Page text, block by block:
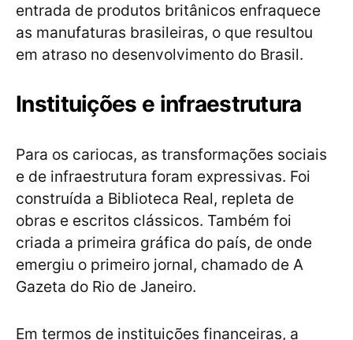
entrada de produtos britânicos enfraquece
as manufaturas brasileiras, o que resultou
em atraso no desenvolvimento do Brasil.
Instituições e infraestrutura
Para os cariocas, as transformações sociais
e de infraestrutura foram expressivas. Foi
construída a Biblioteca Real, repleta de
obras e escritos clássicos. Também foi
criada a primeira gráfica do país, de onde
emergiu o primeiro jornal, chamado de A
Gazeta do Rio de Janeiro.
Em termos de instituições financeiras, a